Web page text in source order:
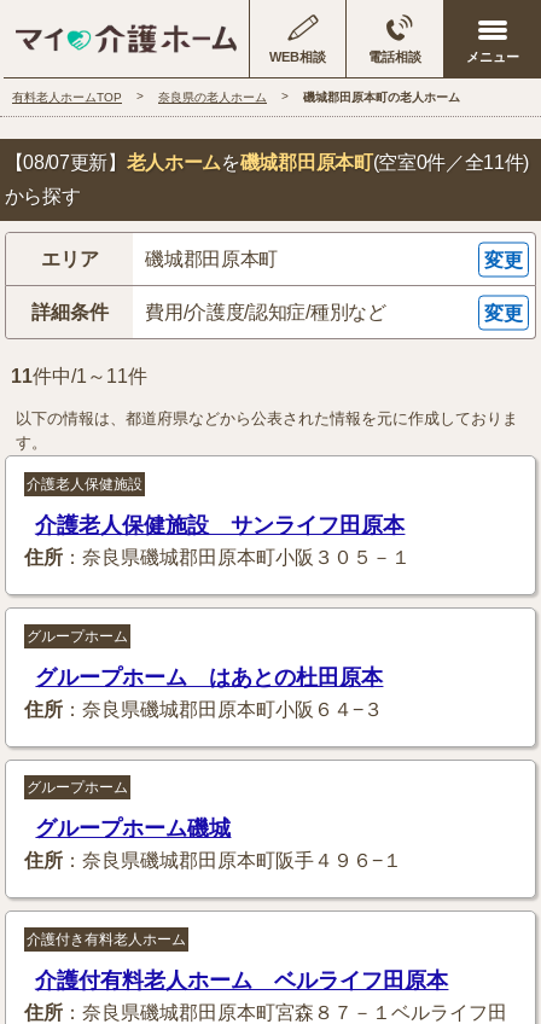
WEB相談 電話相談
有料老人ホームTOP 奈良県の老人ホーム 磯城郡田原本町の老人ホーム
【08/07更新】 老人ホームを磯城郡田原本町(空室0件／全11件)
から探す
エリア 磯城郡田原本町 変更
詳細条件 費用/介護度/認知症/種別など 変更
11件中/1～11件
以下の情報は、都道府県などから公表された情報を元に作成しておりま
す。
介護老人保健施設
介護老人保健施設 サンライフ田原本
住所 ：奈良県磯城郡田原本町小阪３０５－１
グループホーム
グループホーム はあとの杜田原本
住所 ：奈良県磯城郡田原本町小阪６４−３
グループホーム
グループホーム磯城
住所 ：奈良県磯城郡田原本町阪手４９６−１
介護付き有料老人ホーム
介護付有料老人ホーム ベルライフ田原本
住所 ：奈良県磯城郡田原本町宮森８７－１ベルライフ田